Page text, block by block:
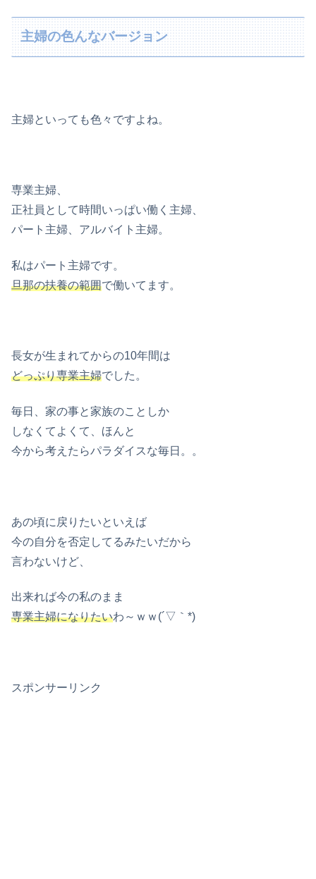
主婦の色んなバージョン
主婦といっても色々ですよね。
専業主婦、
正社員として時間いっぱい働く主婦、
パート主婦、アルバイト主婦。
私はパート主婦です。
旦那の扶養の範囲で働いてます。
長女が生まれてからの10年間は
どっぷり専業主婦でした。
毎日、家の事と家族のことしか
しなくてよくて、ほんと
今から考えたらパラダイスな毎日。。
あの頃に戻りたいといえば
今の自分を否定してるみたいだから
言わないけど、
出来れば今の私のまま
専業主婦になりたいわ～ｗｗ(´▽｀*)
スポンサーリンク